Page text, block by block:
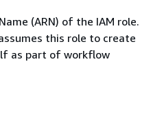
(ARN) of the IAM role.
this role to create
as part of workflow